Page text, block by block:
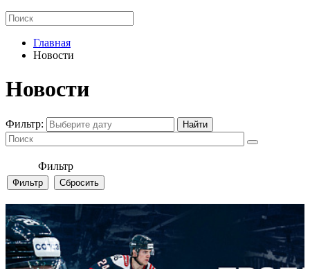
Главная
Новости
Новости
Фильтр:
Фильтр